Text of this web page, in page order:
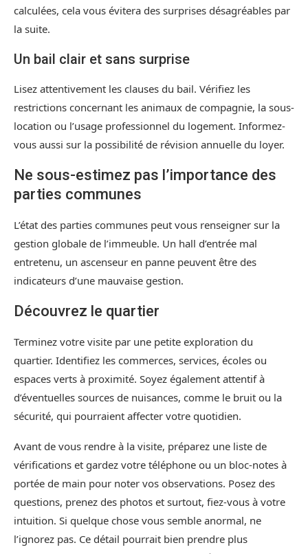
calculées, cela vous évitera des surprises désagréables par
la suite.
Un bail clair et sans surprise
Lisez attentivement les clauses du bail. Vérifiez les
restrictions concernant les animaux de compagnie, la sous-
location ou l’usage professionnel du logement. Informez-
vous aussi sur la possibilité de révision annuelle du loyer.
Ne sous-estimez pas l’importance des
parties communes
L’état des parties communes peut vous renseigner sur la
gestion globale de l’immeuble. Un hall d’entrée mal
entretenu, un ascenseur en panne peuvent être des
indicateurs d’une mauvaise gestion.
Découvrez le quartier
Terminez votre visite par une petite exploration du
quartier. Identifiez les commerces, services, écoles ou
espaces verts à proximité. Soyez également attentif à
d’éventuelles sources de nuisances, comme le bruit ou la
sécurité, qui pourraient affecter votre quotidien.
Avant de vous rendre à la visite, préparez une liste de
vérifications et gardez votre téléphone ou un bloc-notes à
portée de main pour noter vos observations. Posez des
questions, prenez des photos et surtout, fiez-vous à votre
intuition. Si quelque chose vous semble anormal, ne
l’ignorez pas. Ce détail pourrait bien prendre plus